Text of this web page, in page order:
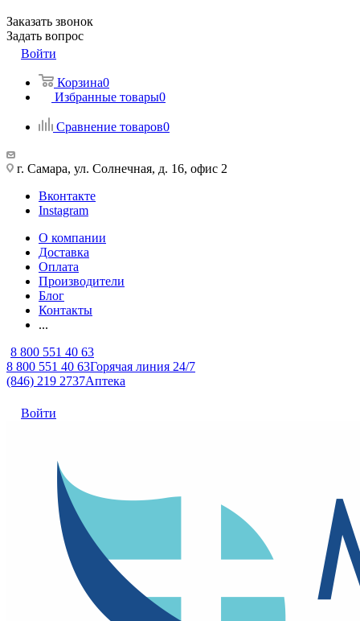
Заказать звонок
Задать вопрос
Войти
Корзина0
Избранные товары0
Сравнение товаров0
г. Самара, ул. Солнечная, д. 16, офис 2
Вконтакте
Instagram
О компании
Доставка
Оплата
Производители
Блог
Контакты
...
8 800 551 40 63
8 800 551 40 63Горячая линия 24/7
(846) 219 2737Аптека
Войти